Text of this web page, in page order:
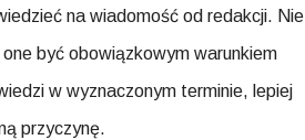
na wiadomość od redakcji. Nie
być obowiązkowym warunkiem
w wyznaczonym terminie, lepiej
przyczynę.